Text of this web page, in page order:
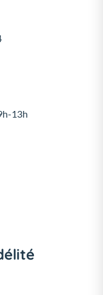
13h